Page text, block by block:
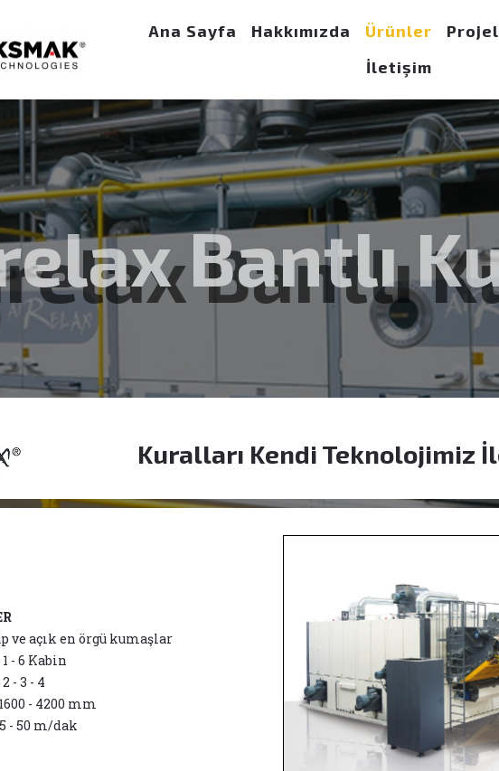
Ana Sayfa Hakkımızda Ürünler
İletişim
Bantlı
Kuralları Kendi Teknolojimiz
ve açık en örgü kumaşlar
1 - 6 Kabin
2 - 3 - 4
1600 - 4200 mm
5 - 50 m/dak